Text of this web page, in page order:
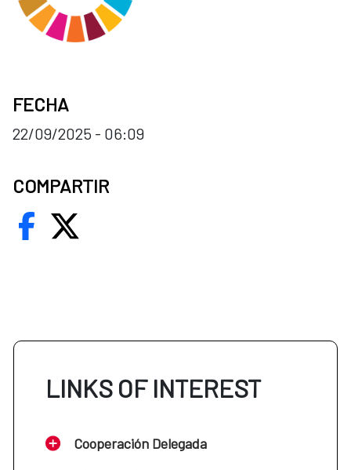
FECHA
22/09/2025 - 06:09
COMPARTIR
LINKS OF INTEREST
Cooperación Delegada